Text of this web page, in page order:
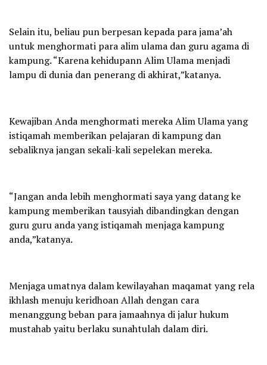
Selain itu, beliau pun berpesan kepada para jama’ah
untuk menghormati para alim ulama dan guru agama di
kampung. “Karena kehidupann Alim Ulama menjadi
lampu di dunia dan penerang di akhirat,”katanya.
Kewajiban Anda menghormati mereka Alim Ulama yang
istiqamah memberikan pelajaran di kampung dan
sebaliknya jangan sekali-kali sepelekan mereka.
“Jangan anda lebih menghormati saya yang datang ke
kampung memberikan tausyiah dibandingkan dengan
guru guru anda yang istiqamah menjaga kampung
anda,”katanya.
Menjaga umatnya dalam kewilayahan maqamat yang rela
ikhlash menuju keridhoan Allah dengan cara
menanggung beban para jamaahnya di jalur hukum
mustahab yaitu berlaku sunahtulah dalam diri.